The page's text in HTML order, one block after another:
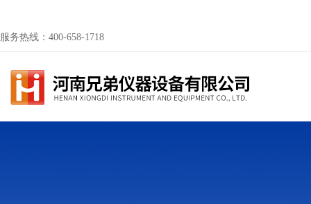
服务热线：400-658-1718